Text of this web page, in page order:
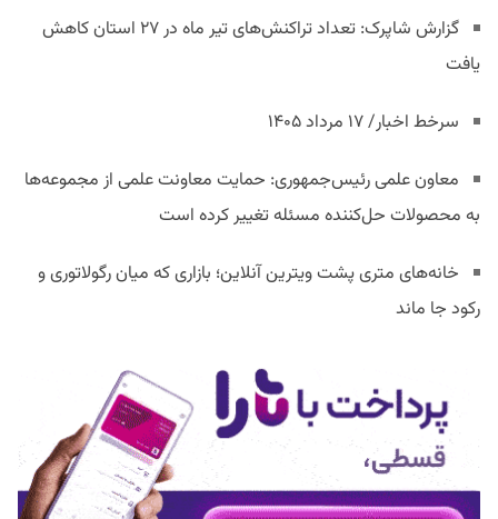
گزارش شاپرک: تعداد تراکنش‌های تیر ماه در ۲۷ استان‌ کاهش
یافت
سرخط اخبار/ ۱۷ مرداد ۱۴۰۵
معاون علمی رئیس‌جمهوری: حمایت معاونت علمی از مجموعه‌ها
به محصولات حل‌کننده مسئله تغییر کرده است
خانه‌های متری پشت ویترین آنلاین؛ بازاری که میان رگولاتوری و
رکود جا ماند